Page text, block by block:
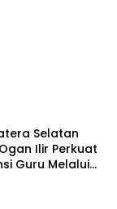
Selatan
Ilir Perkuat
Guru Melalui